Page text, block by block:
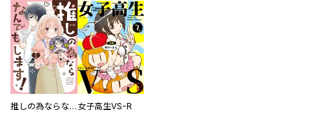
推しの為ならなんでもします！ 女子高生VS-R